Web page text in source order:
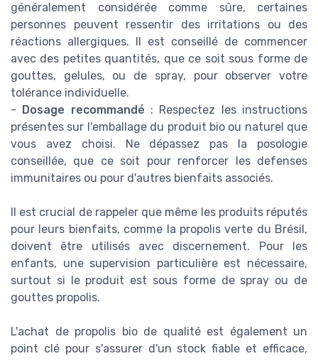
généralement considérée comme sûre, certaines
personnes peuvent ressentir des irritations ou des
réactions allergiques. Il est conseillé de commencer
avec des petites quantités, que ce soit sous forme de
gouttes, gelules, ou de spray, pour observer votre
tolérance individuelle.
-
Dosage recommandé : Respectez les instructions
présentes sur l'emballage du produit bio ou naturel que
vous avez choisi. Ne dépassez pas la posologie
conseillée, que ce soit pour renforcer les defenses
immunitaires ou pour d'autres bienfaits associés.
Il est crucial de rappeler que même les produits réputés
pour leurs bienfaits, comme la propolis verte du Brésil,
doivent être utilisés avec discernement. Pour les
enfants, une supervision particulière est nécessaire,
surtout si le produit est sous forme de spray ou de
gouttes propolis.
L'achat de propolis bio de qualité est également un
point clé pour s'assurer d'un stock fiable et efficace,